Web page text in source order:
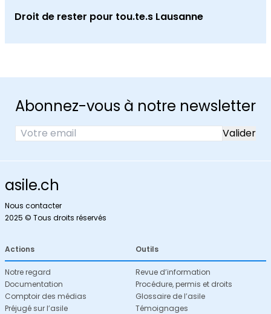
Droit de rester pour tou.te.s Lausanne
Abonnez-vous à notre newsletter
asile.ch
Nous contacter
2025 © Tous droits réservés
Actions
Notre regard
Documentation
Comptoir des médias
Préjugé sur l’asile
Outils
Revue d’information
Procédure, permis et droits
Glossaire de l’asile
Témoignages